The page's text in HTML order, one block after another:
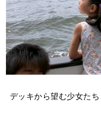
デッキから望む少女た